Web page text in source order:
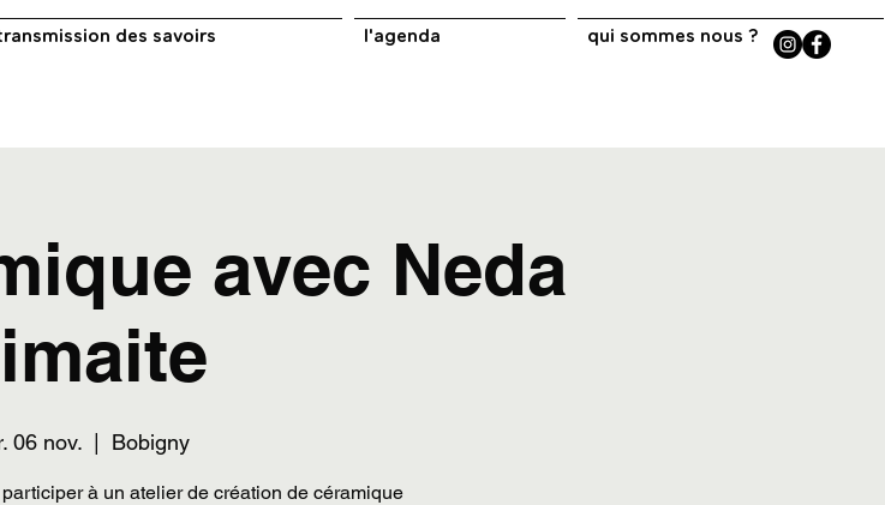
des savoirs l'agenda qui sommes nous ?
avec Neda
06 nov. Bobigny
à un atelier de création de céramique